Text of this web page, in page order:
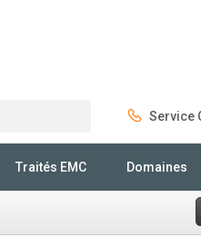
Service
Traités EMC Domaines